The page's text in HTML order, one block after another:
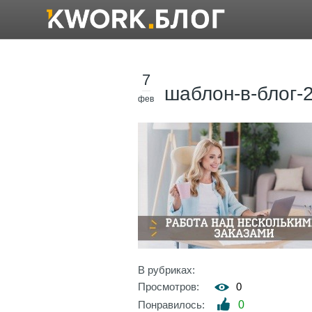
7
фев шаблон-в-блог-
В рубриках:
Просмотров:
0
Понравилось:
0